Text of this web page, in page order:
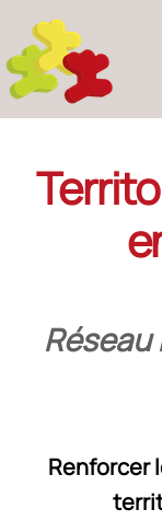
Réseau
Renforcer